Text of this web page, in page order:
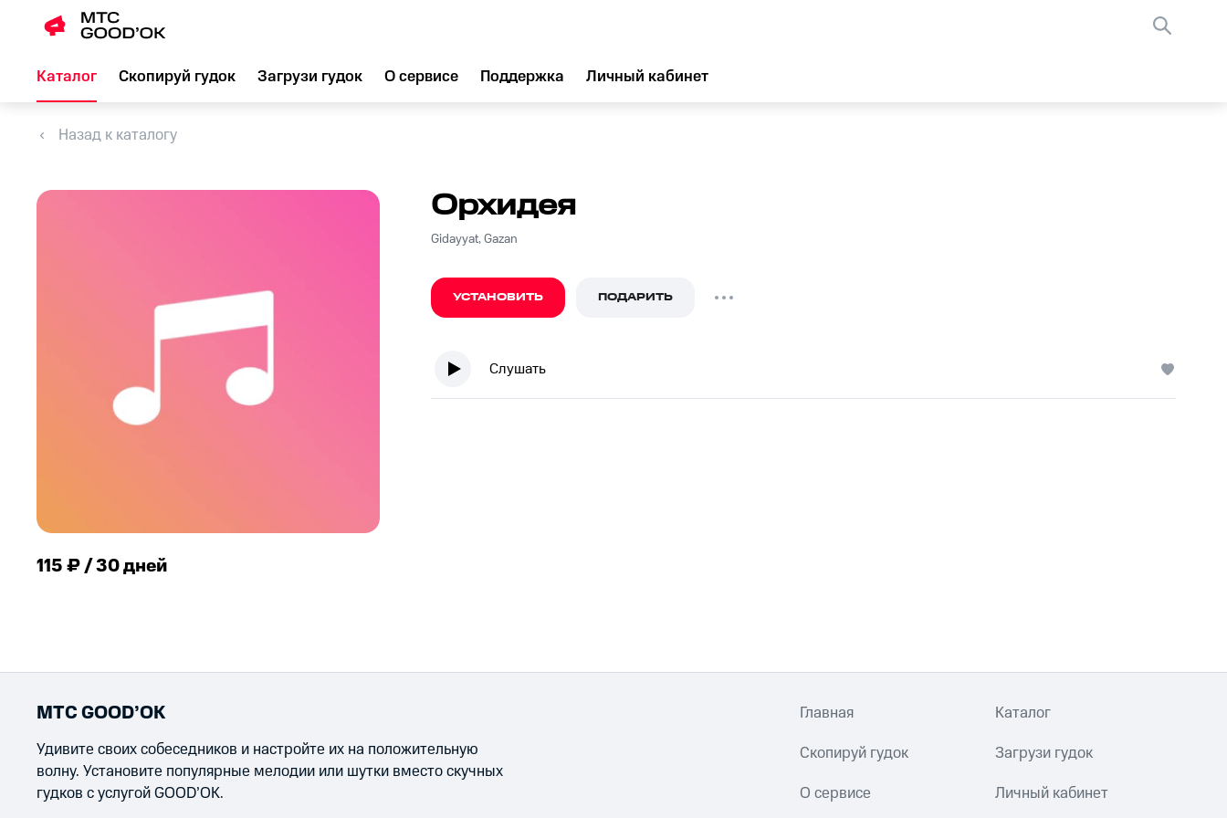
Каталог Скопируй гудок Загрузи гудок О сервисе Поддержка Личный кабинет
Назад к каталогу
115 ₽ / 30 дней
Орхидея
Gidayyat, Gazan
УСТАНОВИТЬ ПОДАРИТЬ
Слушать
МТС GOOD’OK
Удивите своих собеседников и настройте их на положительную
волну. Установите популярные мелодии или шутки вместо скучных
гудков с услугой GOOD’OK.
Главная Каталог
Скопируй гудок Загрузи гудок
О сервисе Личный кабинет